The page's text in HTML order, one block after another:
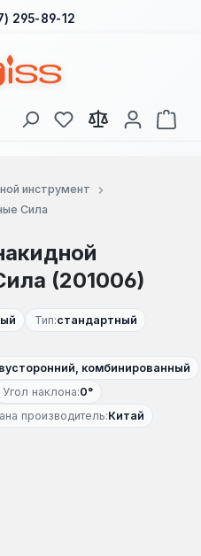
295-89-12
У вас есть товары
В
инструмент
Сила
(201006)
Тип:стандартный
комбинированный
Угол наклона:0°
производитель:Китай